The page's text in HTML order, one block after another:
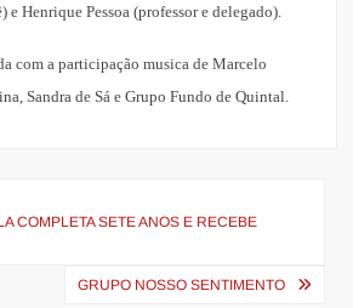
e Henrique Pessoa (professor e delegado).
com a participação musica de Marcelo
Sandra de Sá e Grupo Fundo de Quintal.
COMPLETA SETE ANOS E RECEBE
GRUPO NOSSO SENTIMENTO